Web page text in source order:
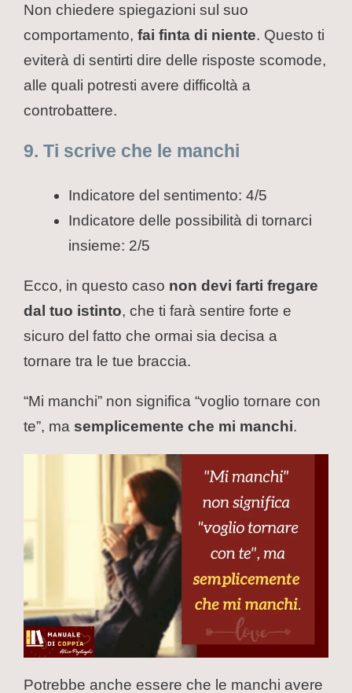
Non chiedere spiegazioni sul suo
comportamento, fai finta di niente. Questo ti
eviterà di sentirti dire delle risposte scomode,
alle quali potresti avere difficoltà a
controbattere.
9. Ti scrive che le manchi
Indicatore del sentimento: 4/5
Indicatore delle possibilità di tornarci
insieme: 2/5
Ecco, in questo caso non devi farti fregare
dal tuo istinto, che ti farà sentire forte e
sicuro del fatto che ormai sia decisa a
tornare tra le tue braccia.
“Mi manchi” non significa “voglio tornare con
te”, ma semplicemente che mi manchi.
Potrebbe anche essere che le manchi avere